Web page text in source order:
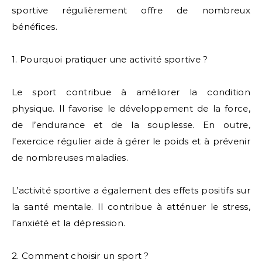
sportive régulièrement offre de nombreux
bénéfices.
1. Pourquoi pratiquer une activité sportive ?
Le sport contribue à améliorer la condition
physique. Il favorise le développement de la force,
de l’endurance et de la souplesse. En outre,
l’exercice régulier aide à gérer le poids et à prévenir
de nombreuses maladies.
L’activité sportive a également des effets positifs sur
la santé mentale. Il contribue à atténuer le stress,
l’anxiété et la dépression.
2. Comment choisir un sport ?